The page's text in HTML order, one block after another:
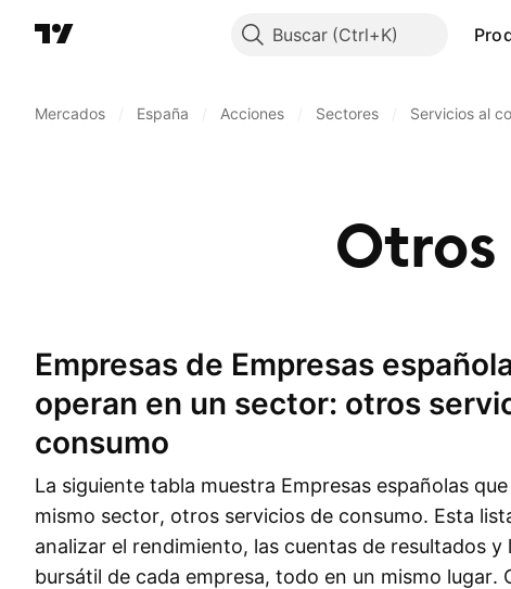
Buscar
Mercados España Acciones Sectores Servicios al
Empresas de Empresas españolas que
operan en un sector: otros
consumo
La siguiente tabla muestra Empresas españolas
mismo sector, otros servicios de consumo. Esta
analizar el rendimiento, las cuentas de resultados y
bursátil de cada empresa, todo en un mismo lugar.